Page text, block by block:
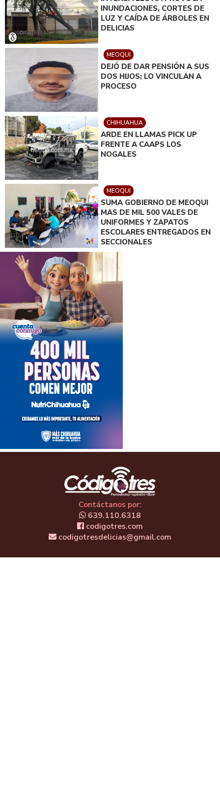
INUNDACIONES, CORTES DE
LUZ Y CAÍDA DE ÁRBOLES EN
DELICIAS
MEOQUI
DEJÓ DE DAR PENSIÓN A SUS
DOS HIJOS; LO VINCULAN A
PROCESO
CHIHUAHUA
ARDE EN LLAMAS PICK UP
FRENTE A CAAPS LOS
NOGALES
MEOQUI
SUMA GOBIERNO DE MEOQUI
MAS DE MIL 500 VALES DE
UNIFORMES Y ZAPATOS
ESCOLARES ENTREGADOS EN
SECCIONALES
Contáctanos por:
639.110.6318
codigotres.com
codigotresdelicias@gmail.com